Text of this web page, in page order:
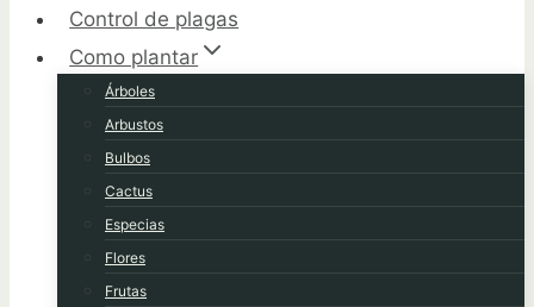
Control de plagas
Como plantar
Árboles
Arbustos
Bulbos
Cactus
Especias
Flores
Frutas